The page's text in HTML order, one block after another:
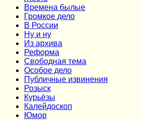
Времена былые
Громкое дело
В России
Ну и ну
Из архива
Реформа
Cвободная тема
Особое дело
Публичные извинения
Розыск
Курьёзы
Калейдоскоп
Юмор